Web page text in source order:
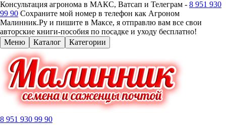
Консультация агронома в МАКС, Ватсап и Телеграм - 8 951 930
99 90 Сохраните мой номер в телефон как Агроном
Малинник.Ру и пишите в Максе, я отправлю вам все свои
авторские книги-пособия по посадке и уходу бесплатно!
Меню
Каталог Категории
8 951 930 99 90